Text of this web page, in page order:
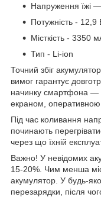
Напруження їжі
Потужність - 12,9
Місткість - 3350
Тип - Li-ion
Точний збіг
вимог гарантує
начинку смартфона —
екраном, оперативною
Під час коливання
починають
через що їхній
Важно! У невідомих
15-20%. Чим менша
акумулятор. У будь-
перезарядки, після